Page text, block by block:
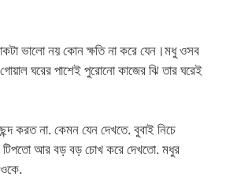
ভালো নয় কোন ক্ষতি না করে যেন।মধু ওসব
ঘরের পাশেই পুরোনো কাজের ঝি তার ঘরেই
করত না. কেমন যেন দেখতে. বুবাই নিচে
টিপতো আর বড় বড় চোখ করে দেখতো. মধুর